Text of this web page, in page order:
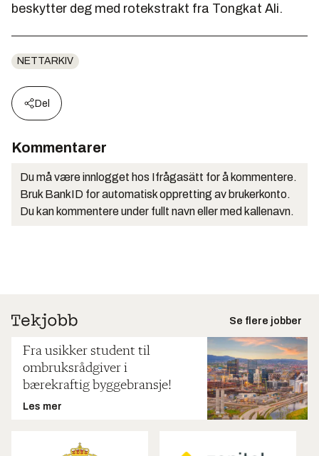
beskytter deg med rotekstrakt fra Tongkat Ali.
NETTARKIV
Del
Kommentarer
Du må være innlogget hos Ifrågasätt for å kommentere.
Bruk BankID for automatisk oppretting av brukerkonto.
Du kan kommentere under fullt navn eller med kallenavn.
Se flere jobber
Fra usikker student til
ombruksrådgiver i
bærekraftig byggebransje!
Les mer